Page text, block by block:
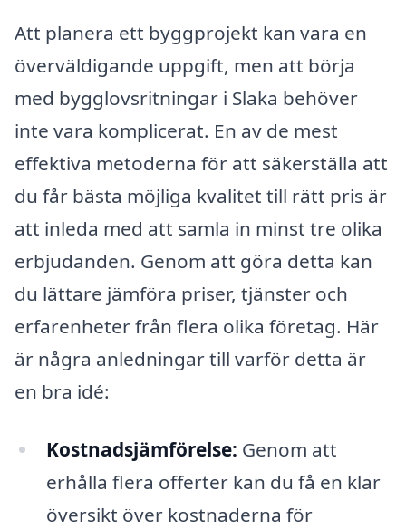
Att planera ett byggprojekt kan vara en
överväldigande uppgift, men att börja
med bygglovsritningar i Slaka behöver
inte vara komplicerat. En av de mest
effektiva metoderna för att säkerställa att
du får bästa möjliga kvalitet till rätt pris är
att inleda med att samla in minst tre olika
erbjudanden. Genom att göra detta kan
du lättare jämföra priser, tjänster och
erfarenheter från flera olika företag. Här
är några anledningar till varför detta är
en bra idé:
Kostnadsjämförelse: Genom att
erhålla flera offerter kan du få en klar
översikt över kostnaderna för